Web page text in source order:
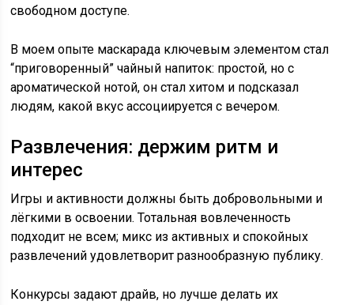
свободном доступе.
В моем опыте маскарада ключевым элементом стал
“приговоренный” чайный напиток: простой, но с
ароматической нотой, он стал хитом и подсказал
людям, какой вкус ассоциируется с вечером.
Развлечения: держим ритм и
интерес
Игры и активности должны быть добровольными и
лёгкими в освоении. Тотальная вовлеченность
подходит не всем; микс из активных и спокойных
развлечений удовлетворит разнообразную публику.
Конкурсы задают драйв, но лучше делать их